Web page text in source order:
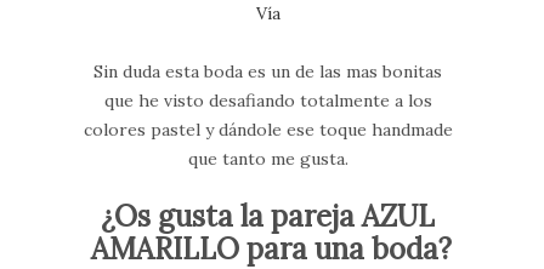
Vía
Sin duda esta boda es un de las mas bonitas
que he visto desafiando totalmente a los
colores pastel y dándole ese toque handmade
que tanto me gusta.
¿Os gusta la pareja AZUL
AMARILLO para una boda?